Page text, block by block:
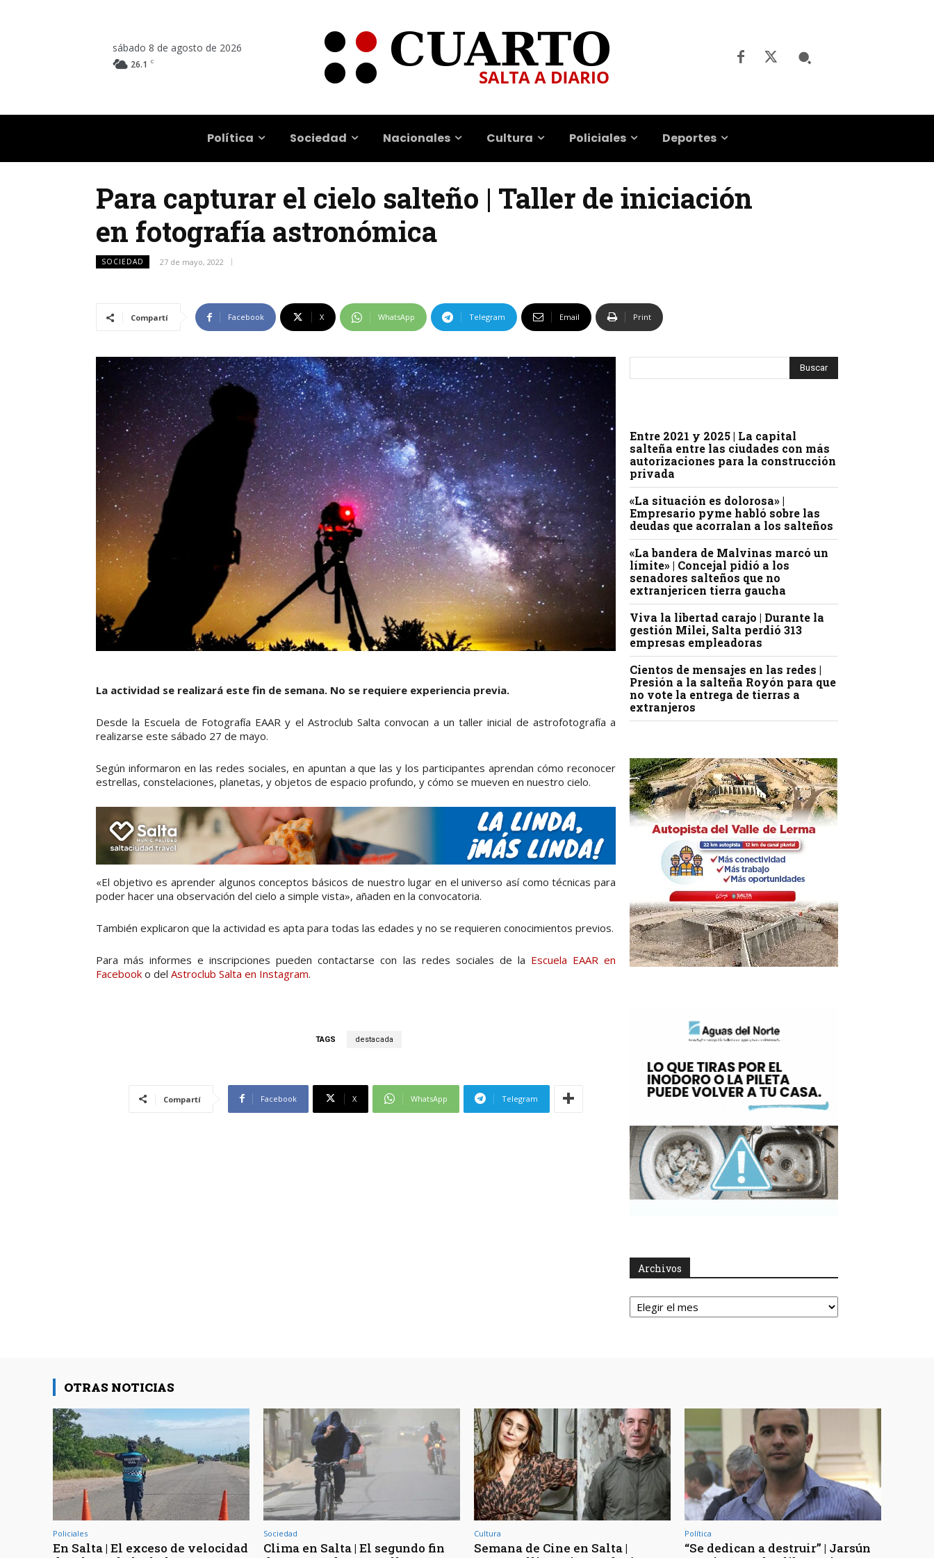
sábado 8 de agosto de 2026
26.1 C
Política Sociedad Nacionales Cultura Policiales Deportes
Para capturar el cielo salteño | Taller de iniciación
en fotografía astronómica
SOCIEDAD 27 de mayo, 2022
Compartí Facebook X WhatsApp Telegram Email Print
La actividad se realizará este fin de semana. No se requiere experiencia previa.
Desde la Escuela de Fotografía EAAR y el Astroclub Salta convocan a un taller inicial de astrofotografía a
realizarse este sábado 27 de mayo.
Según informaron en las redes sociales, en apuntan a que las y los participantes aprendan cómo reconocer
estrellas, constelaciones, planetas, y objetos de espacio profundo, y cómo se mueven en nuestro cielo.
«El objetivo es aprender algunos conceptos básicos de nuestro lugar en el universo así como técnicas para
poder hacer una observación del cielo a simple vista», añaden en la convocatoria.
También explicaron que la actividad es apta para todas las edades y no se requieren conocimientos previos.
Para más informes e inscripciones pueden contactarse con las redes sociales de la Escuela EAAR en
Facebook o del Astroclub Salta en Instagram.
TAGS destacada
Compartí Facebook X WhatsApp Telegram
Entre 2021 y 2025 | La capital
salteña entre las ciudades con más
autorizaciones para la construcción
privada
«La situación es dolorosa» |
Empresario pyme habló sobre las
deudas que acorralan a los salteños
«La bandera de Malvinas marcó un
límite» | Concejal pidió a los
senadores salteños que no
extranjericen tierra gaucha
Viva la libertad carajo | Durante la
gestión Milei, Salta perdió 313
empresas empleadoras
Cientos de mensajes en las redes |
Presión a la salteña Royón para que
no vote la entrega de tierras a
extranjeros
Archivos
Archivos
OTRAS NOTICIAS
Policiales
En Salta | El exceso de velocidad
Sociedad
Clima en Salta | El segundo fin
Cultura
Semana de Cine en Salta |
Política
“Se dedican a destruir” | Jarsún